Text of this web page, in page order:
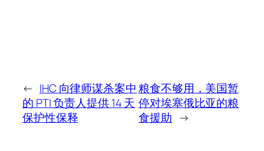
← IHC 向律师谋杀案中
的 PTI 负责人提供 14 天
保护性保释
粮食不够用，美国暂
停对埃塞俄比亚的粮
食援助 →